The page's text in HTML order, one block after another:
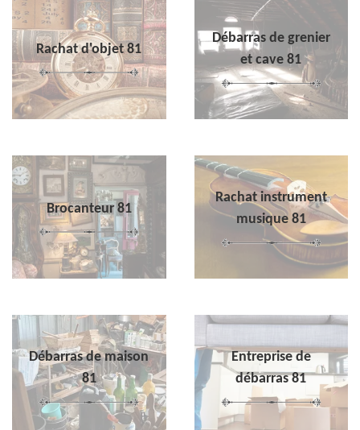
Rachat d'objet 81
Débarras de grenier
et cave 81
Brocanteur 81
Rachat instrument
musique 81
Débarras de maison
81
Entreprise de
débarras 81